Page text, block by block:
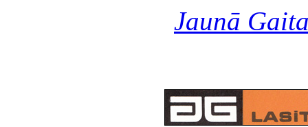
Jaunā